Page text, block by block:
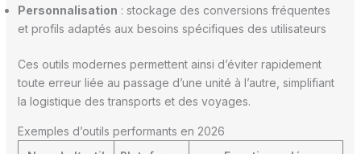
Personnalisation : stockage des conversions fréquentes
et profils adaptés aux besoins spécifiques des utilisateurs
Ces outils modernes permettent ainsi d’éviter rapidement
toute erreur liée au passage d’une unité à l’autre, simplifiant
la logistique des transports et des voyages.
Exemples d’outils performants en 2026